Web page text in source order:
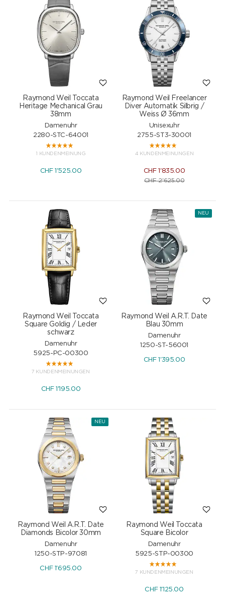
Raymond Weil Toccata
Heritage Mechanical Grau
38mm
Damenuhr
2280-STC-64001
1 KUNDENMEINUNG
CHF1'525.00
Raymond Weil Freelancer
Diver Automatik Silbrig /
Weiss Ø 36mm
Unisexuhr
2755-ST3-30001
4 KUNDENMEINUNGEN
CHF1'835.00
CHF2'625.00
Raymond Weil Toccata
Square Goldig / Leder
schwarz
Damenuhr
5925-PC-00300
7 KUNDENMEINUNGEN
CHF1'195.00
NEU
Raymond Weil A.R.T. Date
Blau 30mm
Damenuhr
1250-ST-56001
CHF1'395.00
NEU
Raymond Weil A.R.T. Date
Diamonds Bicolor 30mm
Damenuhr
1250-STP-97081
CHF1'695.00
Raymond Weil Toccata
Square Bicolor
Damenuhr
5925-STP-00300
7 KUNDENMEINUNGEN
CHF1'125.00